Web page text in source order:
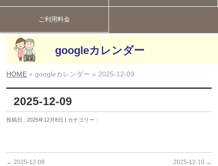
ご利用料金
googleカレンダー
HOME » googleカレンダー » 2025-12-09
2025-12-09
投稿日 : 2025年12月8日 | カテゴリー :
← 2025-12-08 2025-12-10 →